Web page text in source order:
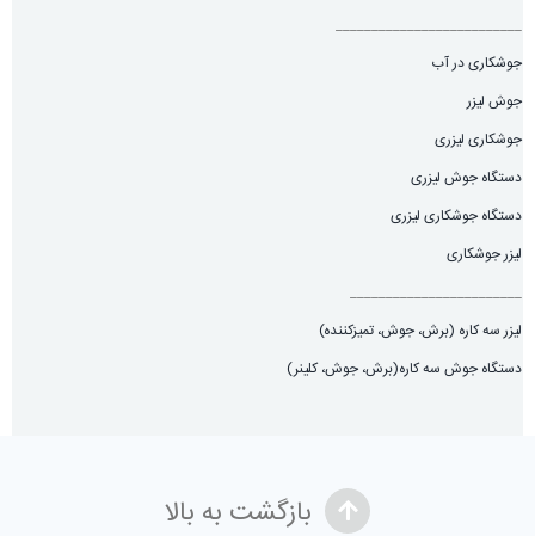
__________________________
جوشکاری در آب
جوش لیزر
جوشکاری لیزری
دستگاه جوش لیزری
دستگاه جوشکاری لیزری
لیزر جوشکاری
________________________
لیزر سه کاره (برش، جوش، تميزكننده)
دستگاه جوش سه کاره(برش، جوش، کلینر)
بازگشت به بالا